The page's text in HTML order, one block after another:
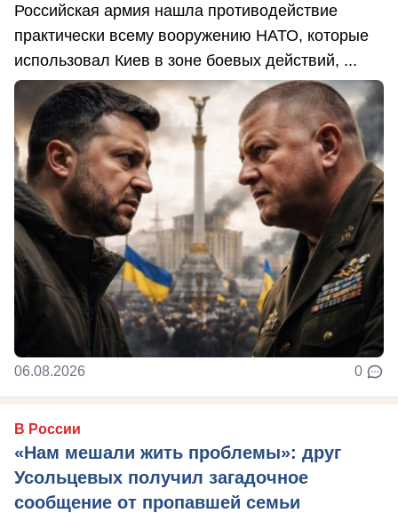
Российская армия нашла противодействие
практически всему вооружению НАТО, которые
использовал Киев в зоне боевых действий, ...
06.08.2026 0
В России
«Нам мешали жить проблемы»: друг
Усольцевых получил загадочное
сообщение от пропавшей семьи